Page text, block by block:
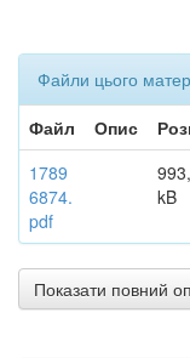
Файли цього
Файл
Опис
1789
6874.
pdf
kB
Показати повний